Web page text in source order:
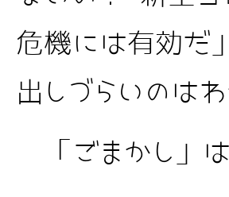
危機には有効だ
出しづらいのは
「ごまかし」